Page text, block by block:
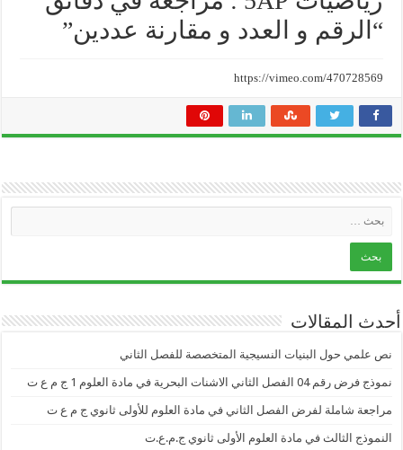
“الرقم و العدد و مقارنة عددين”
https://vimeo.com/470728569
أحدث المقالات
نص علمي حول البنيات النسيجية المتخصصة للفصل الثاني
نموذج فرض رقم 04 الفصل الثاني الاشنات البحرية في مادة العلوم 1 ج م ع ت
مراجعة شاملة لفرض الفصل الثاني في مادة العلوم للأولى ثانوي ج م ع ت
النموذج الثالث في مادة العلوم الأولى ثانوي ج.م.ع.ت